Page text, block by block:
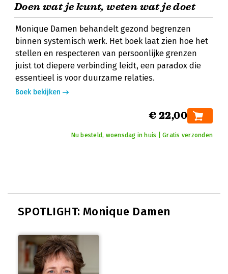
Doen wat je kunt, weten wat je doet
Monique Damen behandelt gezond begrenzen
binnen systemisch werk. Het boek laat zien hoe het
stellen en respecteren van persoonlijke grenzen
juist tot diepere verbinding leidt, een paradox die
essentieel is voor duurzame relaties.
Boek bekijken
€ 22,00
Nu besteld, woensdag in huis | Gratis verzonden
SPOTLIGHT: Monique Damen